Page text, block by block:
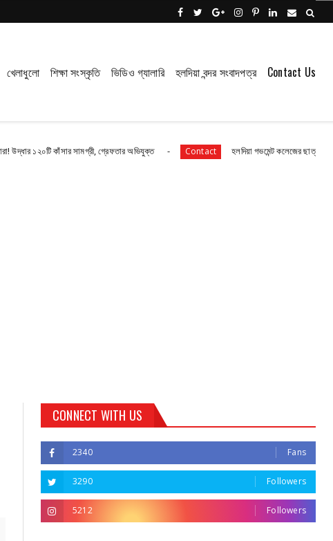
খেলাধুলো শিক্ষা সংস্কৃতি ভিডিও গ্যালারি হলদিয়া বন্দর সংবাদপত্র Contact Us
কাঁসার সামগ্রী, গ্রেফতার অভিযুক্ত Contact হলদিয়া গভমেন্ট কলেজের ছাত্র-ছাত্রীরা
CONNECT WITH US
2340 Fans
3290 Followers
5212 Followers